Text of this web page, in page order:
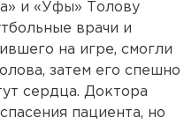
и «Уфы» Толову
врачи и
на игре, смогли
затем его спешно
сердца. Доктора
пациента, но